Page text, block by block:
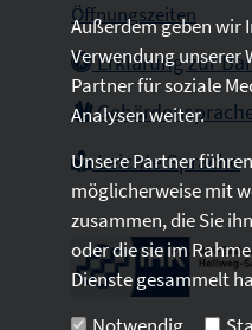
Öffnungszeiten
Erklärung zur
Leichte Sprache
Außerdem geben wir
Verwendung unserer
Partner für soziale
Analysen weiter.
Unsere Partner
möglicherweise mit
zusammen, die Sie
oder die sie im
Dienste gesammelt